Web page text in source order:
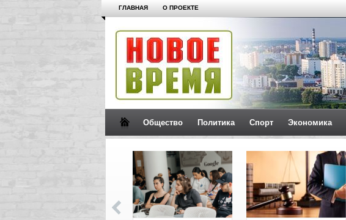
ГЛАВНАЯ О ПРОЕКТЕ
Общество Политика Спорт Экономика